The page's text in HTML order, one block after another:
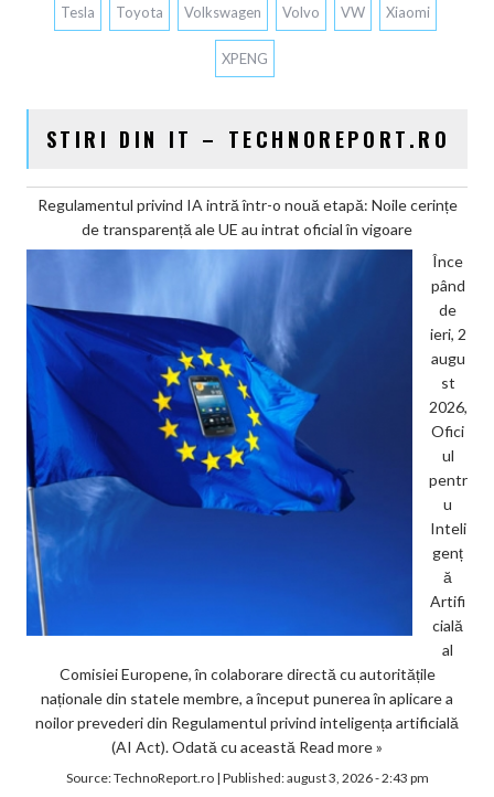
Tesla Toyota Volkswagen Volvo VW Xiaomi
XPENG
STIRI DIN IT – TECHNOREPORT.RO
Regulamentul privind IA intră într-o nouă etapă: Noile cerințe
de transparență ale UE au intrat oficial în vigoare
Înce
pând
de
ieri, 2
augu
st
2026,
Ofici
ul
pentr
u
Inteli
genț
ă
Artifi
cială
al
Comisiei Europene, în colaborare directă cu autoritățile
naționale din statele membre, a început punerea în aplicare a
noilor prevederi din Regulamentul privind inteligența artificială
(AI Act). Odată cu această Read more »
Source:TechnoReport.ro| Published:august 3, 2026 - 2:43 pm